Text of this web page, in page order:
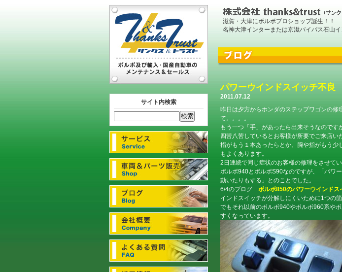
滋賀・大津にボルボプロショップ誕生！！
名神大津インターまたは京滋バイパス石山
サイト内検索
パワーウインドスイッチ不良
2011.07.12
昨日は夕方からホンダのステップワゴンの
て。。。。
もう一つ「手」があったら出来そうなので
四苦八苦しているとお客様が所要でご来店
指がもう１本あったらとか、腕や指がもう
もよくあります。
2日連続で同じ症状のお客様の修理をさせてい
ボルボ940とボルボS90なのですが、「パワ
動いたりもする」とのことでした。
6/4のブログ ボルボ850のパワーウインドス
インドスイッチが分解しにくいために1つの
でもそれ以前のボルボ940やボルボ960系や
すくなっています。